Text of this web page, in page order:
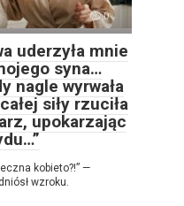
0
uderzyła mnie
syna…
nagle wyrwała
siły rzuciła
upokarzając
kobieto?!” —
wzroku.